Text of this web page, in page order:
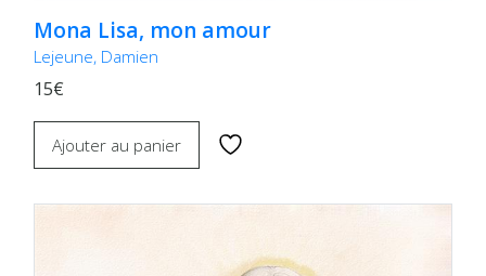
Mona Lisa, mon amour
Lejeune, Damien
15€
Ajouter au panier